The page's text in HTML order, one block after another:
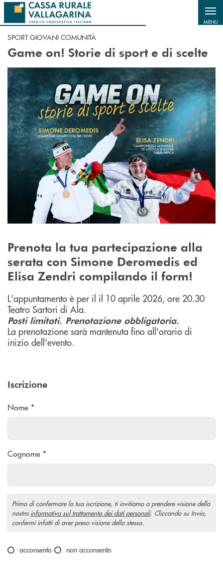
Salta al contenuto principale
MENU
SPORT GIOVANI COMUNITÀ
Game on! Storie di sport e di scelte
Prenota la tua partecipazione alla
serata con Simone Deromedis ed
Elisa Zendri compilando il form!
L'appuntamento è per il il 10 aprile 2026, ore 20.30
Teatro Sartori di Ala.
Posti limitati. Prenotazione obbligatoria.
La prenotazione sarà mantenuta fino all'orario di
inizio dell'evento.
Iscrizione
Nome *
Cognome *
Prima di confermare la tua iscrizione, ti invitiamo a prendere visione della
nostra informativa sul trattamento dei dati personali. Cliccando su Invia,
confermi infatti di aver preso visione della stessa.
Scegliere un'opzione
acconsento non acconsento